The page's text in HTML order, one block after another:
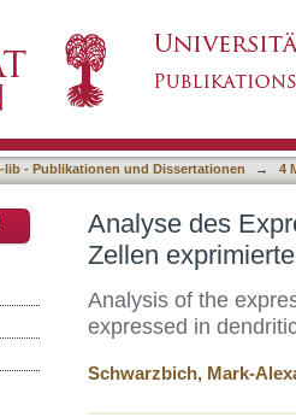
lib - Publikationen und Dissertationen → 4
Analyse des
Zellen
Analysis of the
expressed in
Schwarzbich, Mark-